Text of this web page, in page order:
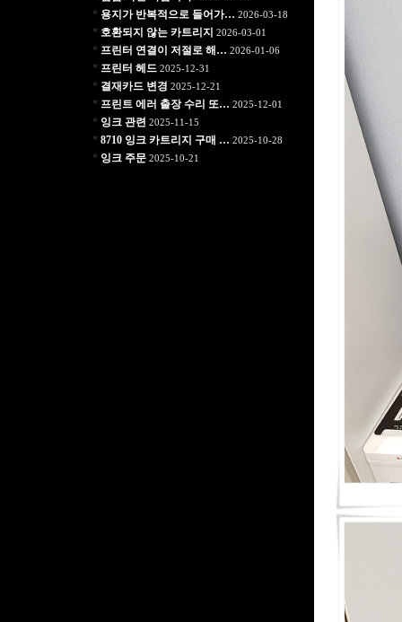
* 용지가 반복적으로 들어가… 2026-03-18
* 호환되지 않는 카트리지 2026-03-01
* 프린터 연결이 저절로 해… 2026-01-06
* 프린터 헤드 2025-12-31
* 결재카드 변경 2025-12-21
* 프린트 에러 출장 수리 또… 2025-12-01
* 잉크 관련 2025-11-15
* 8710 잉크 카트리지 구매 … 2025-10-28
* 잉크 주문2025-10-21